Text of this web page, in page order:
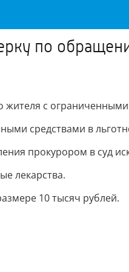
по
жителя с
средствами в
прокурором в суд
лекарства.
10 тысяч рублей.